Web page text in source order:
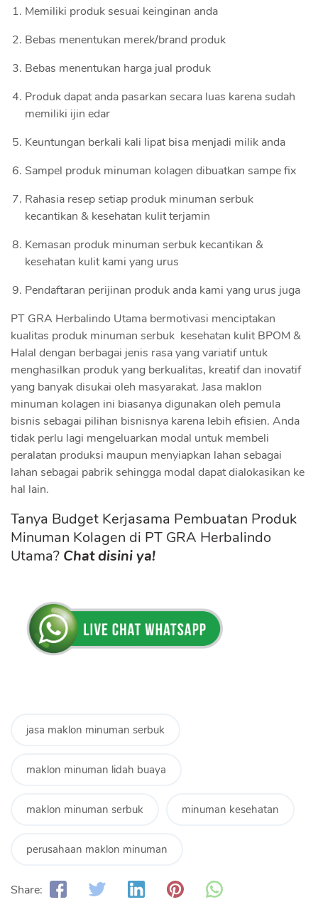
Memiliki produk sesuai keinginan anda
Bebas menentukan merek/brand produk
Bebas menentukan harga jual produk
Produk dapat anda pasarkan secara luas karena sudah
memiliki ijin edar
Keuntungan berkali kali lipat bisa menjadi milik anda
Sampel produk minuman kolagen dibuatkan sampe fix
Rahasia resep setiap produk minuman serbuk
kecantikan & kesehatan kulit terjamin
Kemasan produk minuman serbuk kecantikan &
kesehatan kulit kami yang urus
Pendaftaran perijinan produk anda kami yang urus juga
PT GRA Herbalindo Utama bermotivasi menciptakan
kualitas produk minuman serbuk kesehatan kulit BPOM &
Halal dengan berbagai jenis rasa yang variatif untuk
menghasilkan produk yang berkualitas, kreatif dan inovatif
yang banyak disukai oleh masyarakat. Jasa maklon
minuman kolagen ini biasanya digunakan oleh pemula
bisnis sebagai pilihan bisnisnya karena lebih efisien. Anda
tidak perlu lagi mengeluarkan modal untuk membeli
peralatan produksi maupun menyiapkan lahan sebagai
lahan sebagai pabrik sehingga modal dapat dialokasikan ke
hal lain.
Tanya Budget Kerjasama Pembuatan Produk
Minuman Kolagen di PT GRA Herbalindo
Utama? Chat disini ya!
jasa maklon minuman serbuk
maklon minuman lidah buaya
maklon minuman serbuk minuman kesehatan
perusahaan maklon minuman
Share: